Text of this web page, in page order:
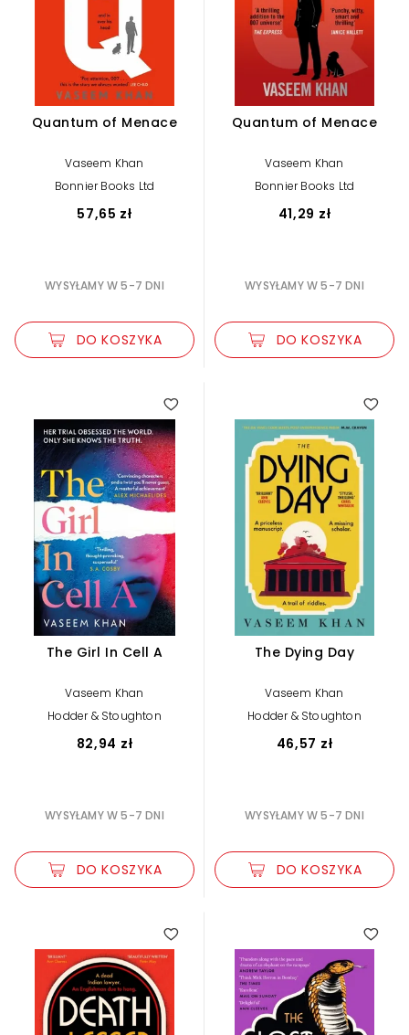
Quantum of Menace
Vaseem Khan
Bonnier Books Ltd
57,65 zł
WYSYŁAMY W 5-7 DNI
DO KOSZYKA
Quantum of Menace
Vaseem Khan
Bonnier Books Ltd
41,29 zł
WYSYŁAMY W 5-7 DNI
DO KOSZYKA
The Girl In Cell A
Vaseem Khan
Hodder & Stoughton
82,94 zł
WYSYŁAMY W 5-7 DNI
DO KOSZYKA
The Dying Day
Vaseem Khan
Hodder & Stoughton
46,57 zł
WYSYŁAMY W 5-7 DNI
DO KOSZYKA